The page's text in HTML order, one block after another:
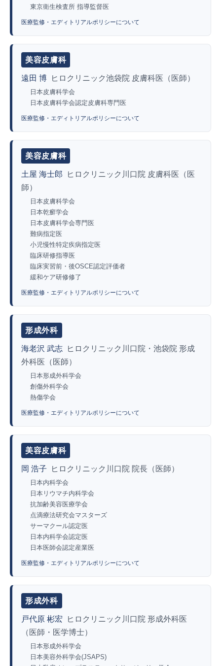
東京衛生検査所 指導監督医
医療監修・エディトリアルポリシーについて
美容皮膚科
遠田 博 ヒロクリニック池袋院 皮膚科医（医師）
日本皮膚科学会
日本皮膚科学会認定皮膚科専門医
医療監修・エディトリアルポリシーについて
美容皮膚科
土屋 海士郎
ヒロクリニック川口院 皮膚科医（医
師）
日本皮膚科学会
日本乾癬学会
日本皮膚科学会専門医
難病指定医
小児慢性特定疾病指定医
臨床研修指導医
臨床実習前・後OSCE認定評価者
緩和ケア研修修了
医療監修・エディトリアルポリシーについて
形成外科
海老沢 武志
ヒロクリニック川口院・池袋院 形成
外科医（医師）
日本形成外科学会
創傷外科学会
熱傷学会
医療監修・エディトリアルポリシーについて
美容皮膚科
岡 浩子 ヒロクリニック川口院 院長（医師）
日本内科学会
日本リウマチ内科学会
抗加齢美容医療学会
点滴療法研究会マスターズ
サーマクール認定医
日本内科学会認定医
日本医師会認定産業医
医療監修・エディトリアルポリシーについて
形成外科
戸代原 彬宏
ヒロクリニック川口院 形成外科医
（医師・医学博士）
日本形成外科学会
日本美容外科学会(JSAPS)